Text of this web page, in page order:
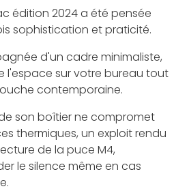
édition 2024 a été pensée
sophistication et praticité.
d'un cadre minimaliste,
l'espace sur votre bureau tout
contemporaine.
son boîtier ne compromet
thermiques, un exploit rendu
de la puce M4,
le silence même en cas